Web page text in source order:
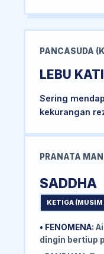
PANCASUDA
LEBU
Sering
kekurangan
PRANATA
SADDHA
KETIGA (MUSIM
• FENOMENA:
dingin bertiup